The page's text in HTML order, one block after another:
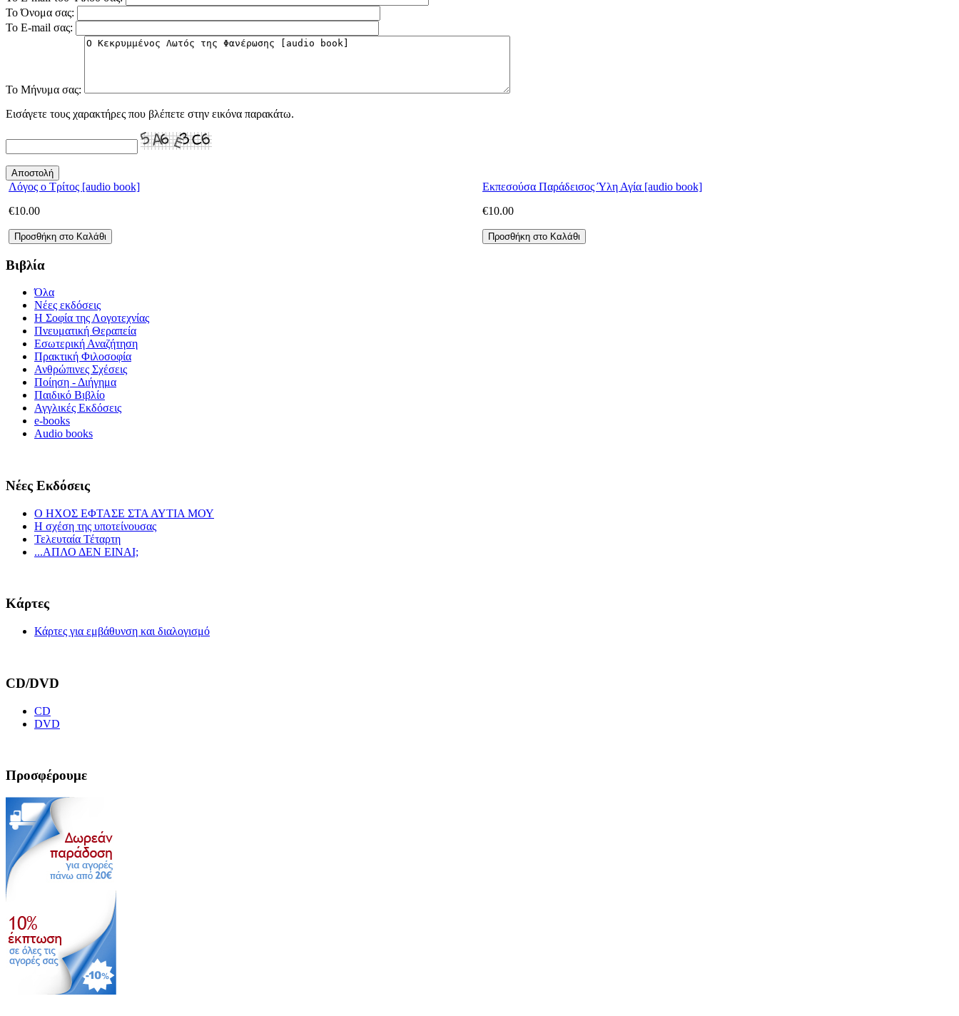
Το Όνομα σας:
Το E-mail σας:
Το Μήνυμα σας:
Εισάγετε τους χαρακτήρες που βλέπετε στην εικόνα παρακάτω.
Λόγος ο Τρίτος [audio book]
€10.00
Εκπεσούσα Παράδεισος Ύλη Αγία [audio book]
€10.00
Βιβλία
Όλα
Νέες εκδόσεις
Η Σοφία της Λογοτεχνίας
Πνευματική Θεραπεία
Εσωτερική Αναζήτηση
Πρακτική Φιλοσοφία
Ανθρώπινες Σχέσεις
Ποίηση - Διήγημα
Παιδικό Βιβλίο
Αγγλικές Εκδόσεις
e-books
Audio books
Νέες Εκδόσεις
Ο ΗΧΟΣ ΕΦΤΑΣΕ ΣΤΑ ΑΥΤΙΑ ΜΟΥ
Η σχέση της υποτείνουσας
Τελευταία Τέταρτη
...ΑΠΛΟ ΔΕΝ ΕΙΝΑΙ;
Κάρτες
Κάρτες για εμβάθυνση και διαλογισμό
CD/DVD
CD
DVD
Προσφέρουμε